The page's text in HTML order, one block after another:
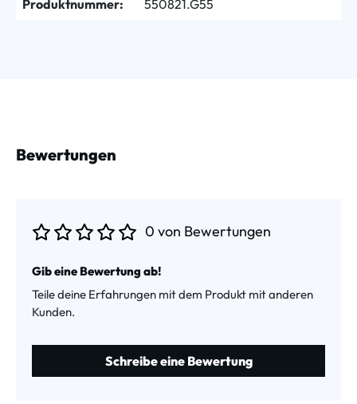
Produktnummer: 550821.G55
Bewertungen
0 von Bewertungen
Gib eine Bewertung ab!
Teile deine Erfahrungen mit dem Produkt mit anderen
Kunden.
Schreibe eine Bewertung